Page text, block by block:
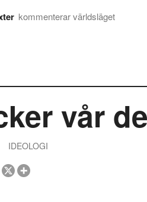
kommenterar världsläget
vår
IDEOLOGI